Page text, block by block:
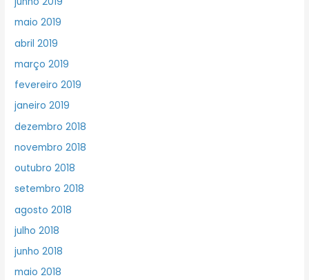
maio 2019
abril 2019
março 2019
fevereiro 2019
janeiro 2019
dezembro 2018
novembro 2018
outubro 2018
setembro 2018
agosto 2018
julho 2018
junho 2018
maio 2018